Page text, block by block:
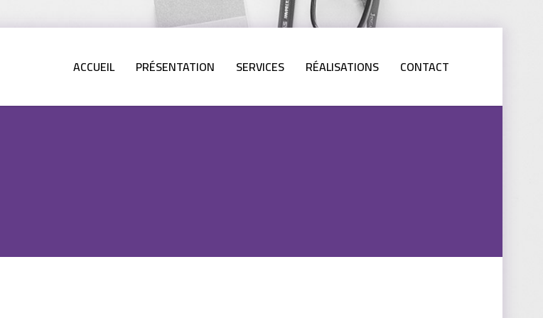
ACCUEIL PRÉSENTATION SERVICES RÉALISATIONS CONTACT